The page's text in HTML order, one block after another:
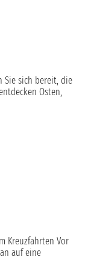
Sie sich bereit, die
Osten,
Kreuzfahrten Vor
auf eine